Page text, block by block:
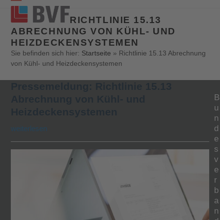
Open
mobile
menu
Close
mobile
menu
RICHTLINIE 15.13
ABRECHNUNG VON KÜHL- UND
HEIZDECKENSYSTEMEN
Sie befinden sich hier: Startseite » Richtlinie 15.13 Abrechnung
von Kühl- und Heizdeckensystemen
weiterlesen
B
u
n
d
e
s
v
e
r
b
a
n